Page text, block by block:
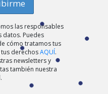
las responsables
datos. Puedes
cómo tratamos tus
derechosAQUÍ.
newsletters y
también nuestra